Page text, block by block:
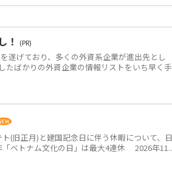
！ (PR)
げており、多くの外資系企業が進出先とし
たばかりの外資企業の情報リストをいち早く手
(旧正月)と建国記念日に伴う休暇について、日
「ベトナム文化の日」は最大4連休 2026年